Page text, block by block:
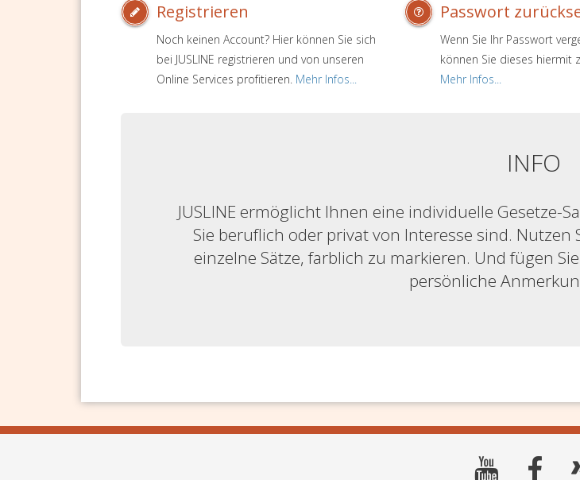
Registrieren
Noch keinen Account? Hier können Sie sich
bei JUSLINE registrieren und von unseren
Online Services profitieren. Mehr Infos...
Passwort
Wenn Sie Ihr Passwort
können Sie dieses hiermit
Mehr Infos...
INFO
JUSLINE ermöglicht Ihnen eine individuelle Gesetze-
Sie beruflich oder privat von Interesse sind. Nutzen
einzelne Sätze, farblich zu markieren. Und fügen
persönliche